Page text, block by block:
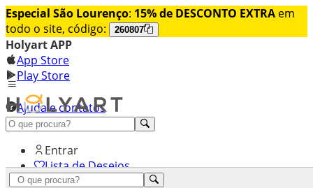
Especial São Lourenço: 15% de DESCONTO EXTRA em
todo o site, código:
260807
Holyart APP
App Store
Play Store
Ajuda e contatos
Conheça premium
Entrar
Lista de Desejos